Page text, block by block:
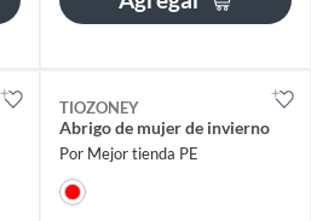
TIOZONEY
Abrigo de mujer de invierno
Por Mejor tienda PE